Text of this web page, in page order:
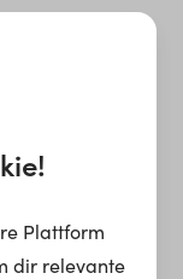
nicht
werden.
Plattform
dir relevante